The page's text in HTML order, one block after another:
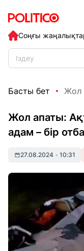
Соңғы
Басты бет Жол
Жол апаты:
адам – бір
27.08.2024 • 10:31